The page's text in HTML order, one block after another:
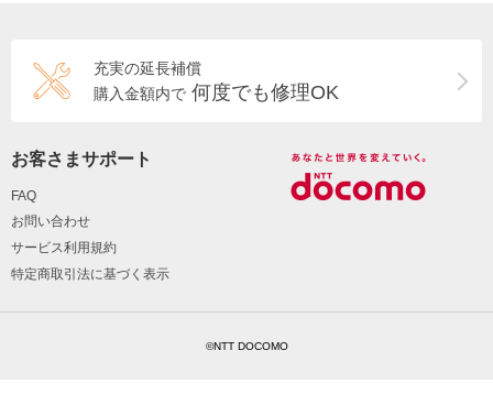
充実の延長補償
購入金額内で 何度でも修理OK
お客さまサポート
FAQ
お問い合わせ
サービス利用規約
特定商取引法に基づく表示
©NTT DOCOMO